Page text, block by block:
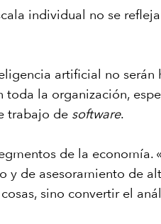
individual no se
artificial no
la organización,
trabajo de software.
de la
de asesoramiento de
sino convertir el